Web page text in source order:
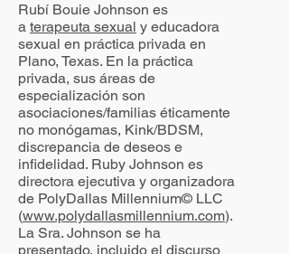
Rubí Bouie Johnson es
a terapeuta sexual y educadora
sexual en práctica privada en
Plano, Texas. En la práctica
privada, sus áreas de
especialización son
asociaciones/familias éticamente
no monógamas, Kink/BDSM,
discrepancia de deseos e
infidelidad. Ruby Johnson es
directora ejecutiva y organizadora
de PolyDallas Millennium© LLC
(www.polydallasmillennium.com).
La Sra. Johnson se ha
presentado, incluido el discurso